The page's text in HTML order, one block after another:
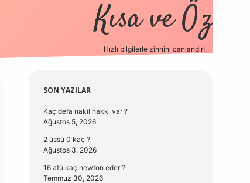
Kısa ve Öz
Hızlı bilgilerle zihnini canlandır!
Sidebar
SON YAZILAR
Kaç defa nakil hakkı var ?
Ağustos 5, 2026
2 üssü 0 kaç ?
Ağustos 3, 2026
16 atü kaç newton eder ?
Temmuz 30, 2026